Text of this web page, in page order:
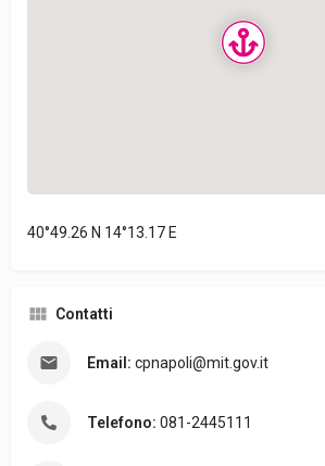
40°49.26 N 14°13.17 E
Contatti
Email: cpnapoli@mit.gov.it
Telefono: 081-2445111